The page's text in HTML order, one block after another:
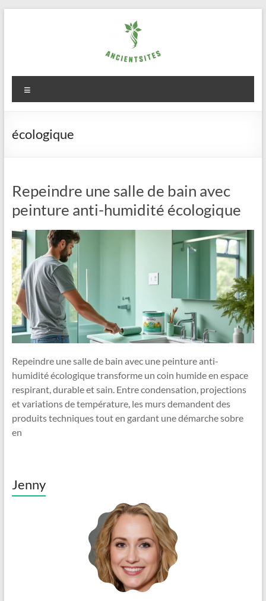
ancientsites.eu
écologique
Repeindre une salle de bain avec
peinture anti-humidité écologique
Repeindre une salle de bain avec une peinture anti-
humidité écologique transforme un coin humide en espace
respirant, durable et sain. Entre condensation, projections
et variations de température, les murs demandent des
produits techniques tout en gardant une démarche sobre
en
Jenny